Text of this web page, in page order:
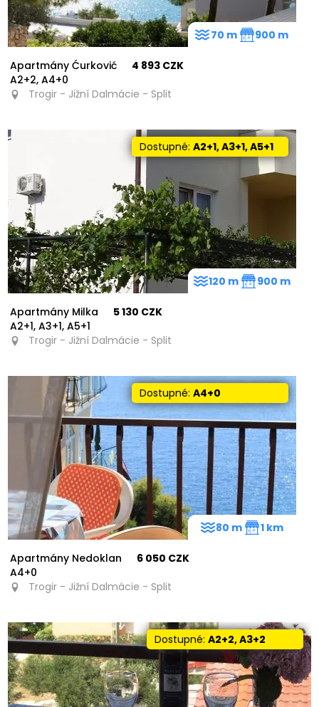
Apartmány Ćurković
A2+2, A4+0
4 893 CZK
Trogir - Jižní Dalmácie - Split
70 m 900 m
Dostupné: A2+1, A3+1, A5+1
Apartmány Milka
A2+1, A3+1, A5+1
5 130 CZK
Trogir - Jižní Dalmácie - Split
120 m 900 m
Dostupné: A4+0
Apartmány Nedoklan
A4+0
6 050 CZK
Trogir - Jižní Dalmácie - Split
80 m 1 km
Dostupné:A2+2, A3+2